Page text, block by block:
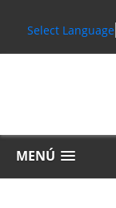
Select Language
MENÚ